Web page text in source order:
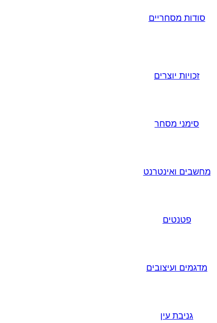
סודות מסחריים
זכויות יוצרים
סימני מסחר
מחשבים ואינטרנט
פטנטים
מדגמים ועיצובים
גניבת עין